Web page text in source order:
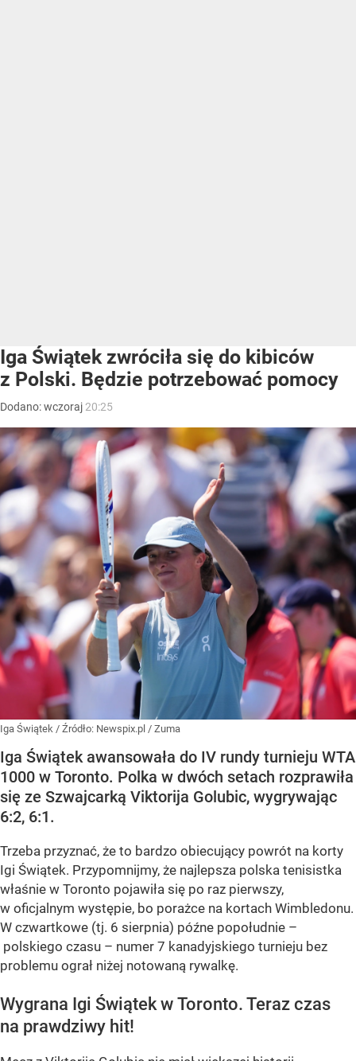
Iga Świątek zwróciła się do kibiców
z Polski. Będzie potrzebować pomocy
Dodano:wczoraj 20:25
Iga Świątek / Źródło: Newspix.pl / Zuma
Iga Świątek awansowała do IV rundy turnieju WTA
1000 w Toronto. Polka w dwóch setach rozprawiła
się ze Szwajcarką Viktorija Golubic, wygrywając
6:2, 6:1.
Trzeba przyznać, że to bardzo obiecujący powrót na korty
Igi Świątek. Przypomnijmy, że najlepsza polska tenisistka
właśnie w Toronto pojawiła się po raz pierwszy,
w oficjalnym występie, bo porażce na kortach Wimbledonu.
W czwartkowe (tj. 6 sierpnia) późne popołudnie –
polskiego czasu – numer 7 kanadyjskiego turnieju bez
problemu ograł niżej notowaną rywalkę.
Wygrana Igi Świątek w Toronto. Teraz czas
na prawdziwy hit!